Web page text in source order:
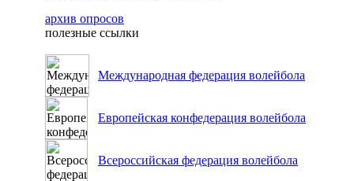
архив опросов
полезные ссылки
Международная федерация волейбола
Европейская конфедерация волейбола
Всероссийская федерация волейбола